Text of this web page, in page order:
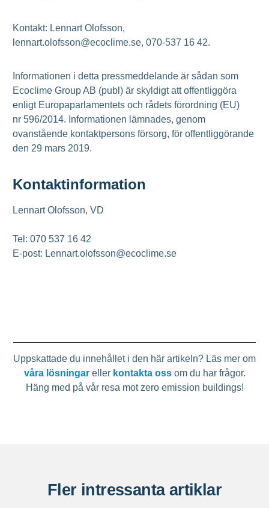
Kontakt: Lennart Olofsson,
lennart.olofsson@ecoclime.se, 070-537 16 42.
Informationen i detta pressmeddelande är sådan som
Ecoclime Group AB (publ) är skyldigt att offentliggöra
enligt Europaparlamentets och rådets förordning (EU)
nr 596/2014. Informationen lämnades, genom
ovanstående kontaktpersons försorg, för offentliggörande
den 29 mars 2019.
Kontaktinformation
Lennart Olofsson, VD
Tel: 070 537 16 42
E-post: Lennart.olofsson@ecoclime.se
Uppskattade du innehållet i den här artikeln? Läs mer om
våra lösningareller kontakta oss om du har frågor.
Häng med på vår resa mot zero emission buildings!
Fler intressanta artiklar